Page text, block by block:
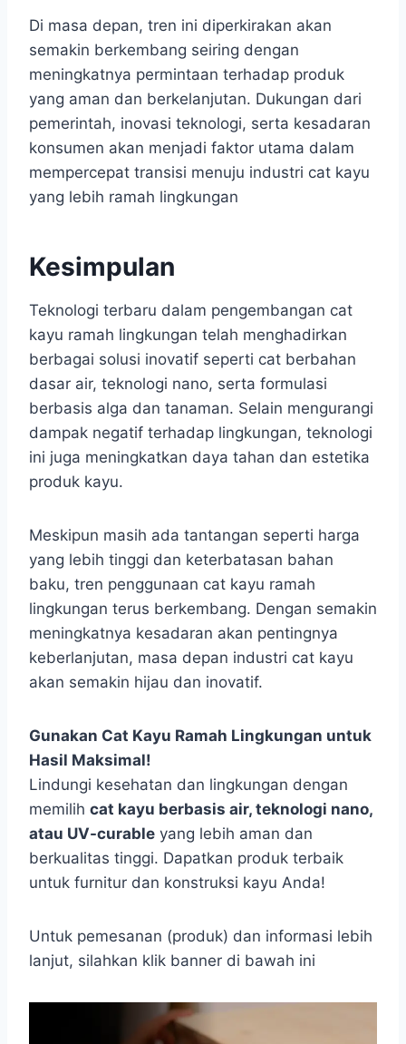
Di masa depan, tren ini diperkirakan akan
semakin berkembang seiring dengan
meningkatnya permintaan terhadap produk
yang aman dan berkelanjutan. Dukungan dari
pemerintah, inovasi teknologi, serta kesadaran
konsumen akan menjadi faktor utama dalam
mempercepat transisi menuju industri cat kayu
yang lebih ramah lingkungan
Kesimpulan
Teknologi terbaru dalam pengembangan cat
kayu ramah lingkungan telah menghadirkan
berbagai solusi inovatif seperti cat berbahan
dasar air, teknologi nano, serta formulasi
berbasis alga dan tanaman. Selain mengurangi
dampak negatif terhadap lingkungan, teknologi
ini juga meningkatkan daya tahan dan estetika
produk kayu.
Meskipun masih ada tantangan seperti harga
yang lebih tinggi dan keterbatasan bahan
baku, tren penggunaan cat kayu ramah
lingkungan terus berkembang. Dengan semakin
meningkatnya kesadaran akan pentingnya
keberlanjutan, masa depan industri cat kayu
akan semakin hijau dan inovatif.
Gunakan Cat Kayu Ramah Lingkungan untuk
Hasil Maksimal!
Lindungi kesehatan dan lingkungan dengan
memilih cat kayu berbasis air, teknologi nano,
atau UV-curable yang lebih aman dan
berkualitas tinggi. Dapatkan produk terbaik
untuk furnitur dan konstruksi kayu Anda!
Untuk pemesanan (produk) dan informasi lebih
lanjut, silahkan klik banner di bawah ini